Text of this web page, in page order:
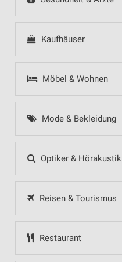
Kaufhäuser
Möbel & Wohnen
Mode & Bekleidung
Optiker & Hörakustik
Reisen & Tourismus
Restaurant